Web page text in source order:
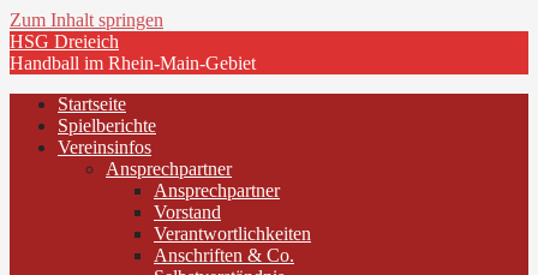
Zum Inhalt springen
HSG Dreieich
Handball im Rhein-Main-Gebiet
Startseite
Spielberichte
Vereinsinfos
Ansprechpartner
Ansprechpartner
Vorstand
Verantwortlichkeiten
Anschriften & Co.